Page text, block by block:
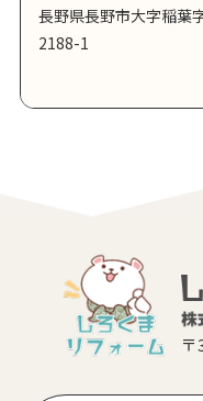
長野県長野市大字稲葉
2188-1